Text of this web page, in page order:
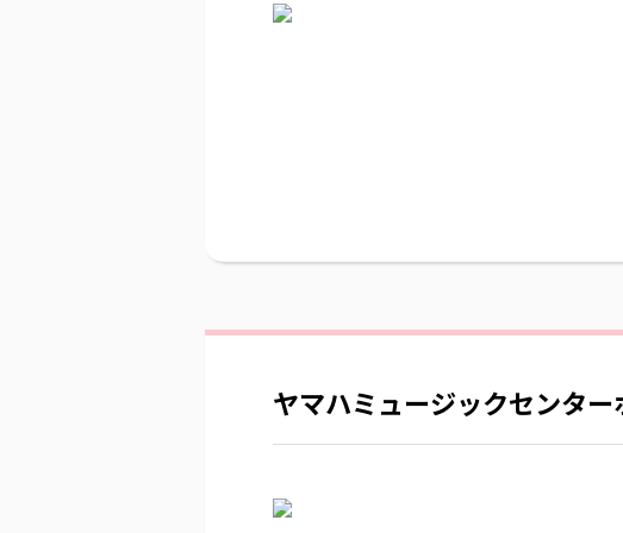
ヤマハミュージックセンター